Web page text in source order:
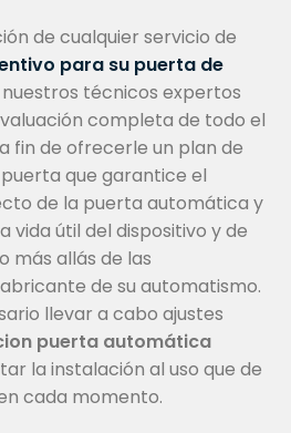
de cualquier servicio de
para su puerta de
nuestros técnicos expertos
completa de todo el
fin de ofrecerle un plan de
que garantice el
de la puerta automática y
vida útil del dispositivo y de
más allás de las
de su automatismo.
llevar a cabo ajustes
puerta automática
la instalación al uso que de
cada momento.